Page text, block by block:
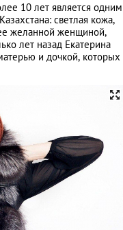
10 лет является одним
светлая кожа,
желанной женщиной,
лет назад Екатерина
и дочкой, которых